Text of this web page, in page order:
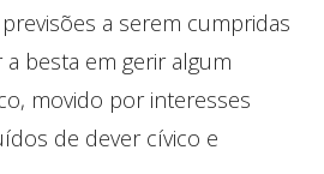
a serem cumpridas
besta em gerir algum
movido por interesses
de dever cívico e